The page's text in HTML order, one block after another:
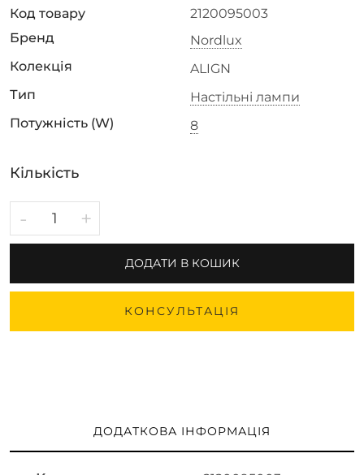
Код товару
2120095003
Бренд
Nordlux
Колекція
ALIGN
Тип
Настільні лампи
Потужність (W)
8
Кількість
- +
ДОДАТИ В КОШИК
КОНСУЛЬТАЦІЯ
ДОДАТКОВА ІНФОРМАЦІЯ